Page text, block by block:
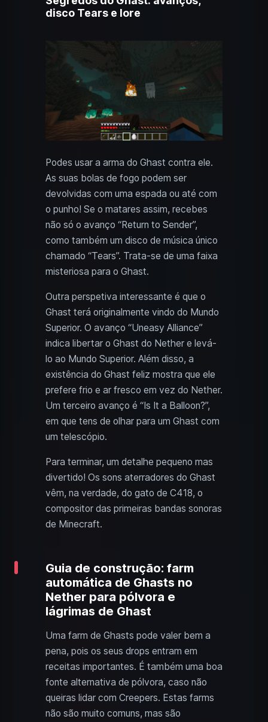
disco Tears e lore
Podes usar a arma do Ghast contra ele.
As suas bolas de fogo podem ser
devolvidas com uma espada ou até com
o punho! Se o matares assim, recebes
não só o avanço “Return to Sender”,
como também um disco de música único
chamado “Tears”. Trata-se de uma faixa
misteriosa para o Ghast.
Outra perspetiva interessante é que o
Ghast terá originalmente vindo do Mundo
Superior. O avanço “Uneasy Alliance”
indica libertar o Ghast do Nether e levá-
lo ao Mundo Superior. Além disso, a
existência do Ghast feliz mostra que ele
prefere frio e ar fresco em vez do Nether.
Um terceiro avanço é “Is It a Balloon?”,
em que tens de olhar para um Ghast com
um telescópio.
Para terminar, um detalhe pequeno mas
divertido! Os sons aterradores do Ghast
vêm, na verdade, do gato de C418, o
compositor das primeiras bandas sonoras
de Minecraft.
Guia de construção: farm
automática de Ghasts no
Nether para pólvora e
lágrimas de Ghast
Uma farm de Ghasts pode valer bem a
pena, pois os seus drops entram em
receitas importantes. É também uma boa
fonte alternativa de pólvora, caso não
queiras lidar com Creepers. Estas farms
não são muito comuns, mas são